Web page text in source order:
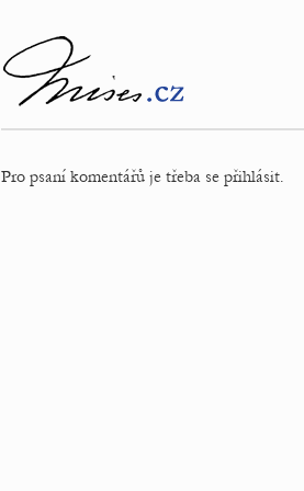
Pro psaní komentářů je třeba se přihlásit.